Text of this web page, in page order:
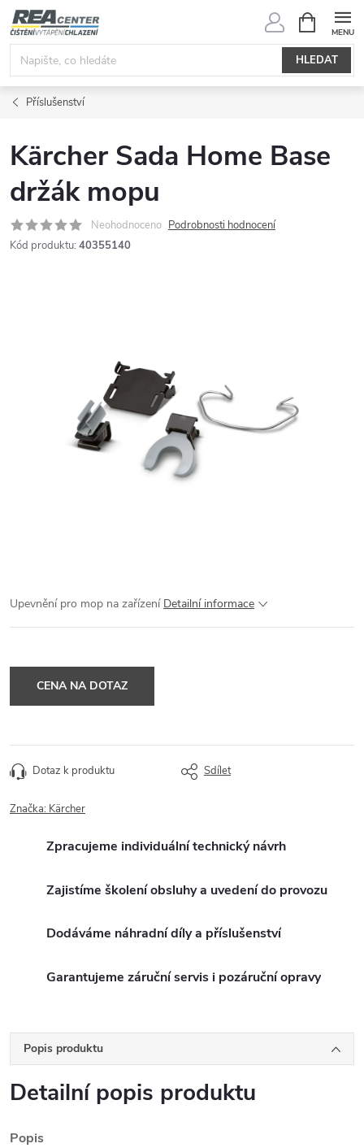
Přejít
na
obsah
HLEDAT
NÁKUPNÍ
KOŠÍK
Příslušenství
Kärcher Sada Home Base
držák mopu
Neohodnoceno Podrobnosti hodnocení
Kód produktu: 40355140
Upevnění pro mop na zařízení Detailní informace
CENA NA DOTAZ
Dotaz k produktu Sdílet
Značka: Kärcher
Zpracujeme individuální technický návrh
Zajistíme školení obsluhy a uvedení do provozu
Dodáváme náhradní díly a příslušenství
Garantujeme záruční servis i pozáruční opravy
Popis produktu
Detailní popis produktu
Popis